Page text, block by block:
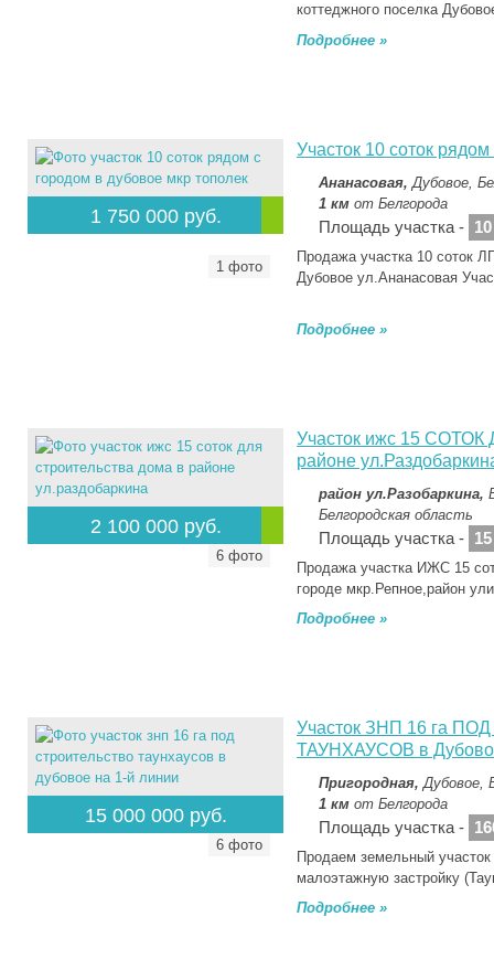
коттeджнoгo пoсeлкa
Подробнее »
1 750 000 руб.
1 фото
Участок 10 соток
Ананасовая,Дубовое,
1 км от Белгорода
Площадь участка - 10
Продажа участка 10 соток
Дубовое ул.Ананасовая
Подробнее »
2 100 000 руб.
6 фото
Участок ижс 15
районе
район ул.Разобаркина,
Белгородская область
Площадь участка - 15
Продажа участка ИЖС 15
городе мкр.Репное,район
Подробнее »
15 000 000 руб.
6 фото
Участок ЗНП 16 га
ТАУНХАУСОВ в
Пригородная,Дубовое,
1 км от Белгорода
Площадь участка -
Продаем земельный
малоэтажную застройку
Подробнее »